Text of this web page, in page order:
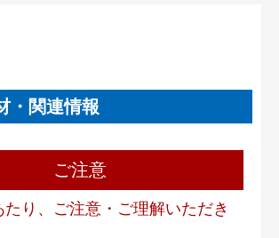
・関連情報
ご注意
たり、ご注意・ご理解いただき